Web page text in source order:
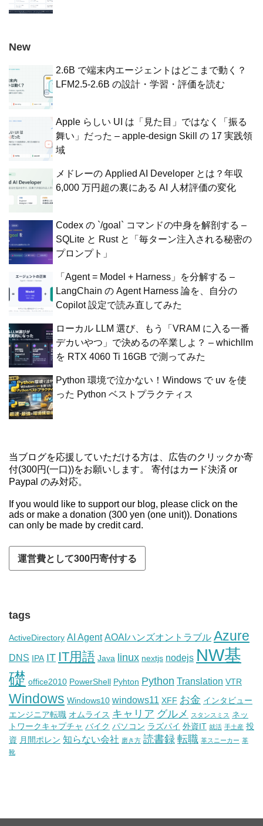
New
2.6B で端末内エージェントはどこまで動く？
LFM2.5-2.6B の設計・学習・評価を読む
Apple らしい UI は「見た目」ではなく「振る
舞い」だった – apple-design Skill の 17 実践領
域
メドレーの Applied AI Developer とは？年収
6,000 万円超の裏にある AI 人材評価の変化
Codex の `/goal` コマンドの中身を解剖する –
SQLite と Rust と「毎ターン注入される秘密の
プロンプト」
「Agent = Model + Harness」を分解する –
LangChain の Agent Harness 論を、自分の
Copilot 設定で読み直してみた
ローカル LLM 選び、もう「VRAM に入る一番
デカいやつ」で決めるの卒業しよ？ – whichllm
を RTX 4060 Ti 16GB で測ってみた
Python 環境で泣かない！Windows で uv を使
った Python ベストプラクティス
当ブログを応援していただける方は、広告のクリックか寄
付(300円(一口))をお願いします。 寄付はカード決済 or
Paypal のみ対応。
If you would like to support our blog, please click on the
ads or make a donation (300 yen (one unit)). Donations
can only be made by credit card.
tags
ActiveDirectory AI Agent AOAIハンズオントラブル Azure
DNS IPA IT IT用語 Java linux nextjs nodejs NW基
礎 office2010 PowerShell Pyhton Python Translation VTR
Windows Windows10 windows11 XFF お金 インタビュー
エンジニア転職 オムライス キャリア グルメ スタンスミス ネッ
トワークキャプチャ バイク パソコン ラズパイ 外資IT 就活 手土産 投
資 月間ポレン 知らない会社 磨き方 読書録 転職 革スニーカー 革
靴